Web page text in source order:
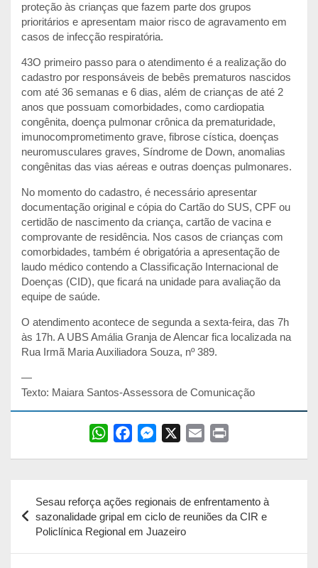
proteção às crianças que fazem parte dos grupos
prioritários e apresentam maior risco de agravamento em
casos de infecção respiratória.
43O primeiro passo para o atendimento é a realização do
cadastro por responsáveis de bebês prematuros nascidos
com até 36 semanas e 6 dias, além de crianças de até 2
anos que possuam comorbidades, como cardiopatia
congênita, doença pulmonar crônica da prematuridade,
imunocomprometimento grave, fibrose cística, doenças
neuromusculares graves, Síndrome de Down, anomalias
congênitas das vias aéreas e outras doenças pulmonares.
No momento do cadastro, é necessário apresentar
documentação original e cópia do Cartão do SUS, CPF ou
certidão de nascimento da criança, cartão de vacina e
comprovante de residência. Nos casos de crianças com
comorbidades, também é obrigatória a apresentação de
laudo médico contendo a Classificação Internacional de
Doenças (CID), que ficará na unidade para avaliação da
equipe de saúde.
O atendimento acontece de segunda a sexta-feira, das 7h
às 17h. A UBS Amália Granja de Alencar fica localizada na
Rua Irmã Maria Auxiliadora Souza, nº 389.
—
Texto: Maiara Santos-Assessora de Comunicação
W
s
A
b
e
l
t
de
Post
Sesau reforça ações regionais de enfrentamento à
sazonalidade gripal em ciclo de reuniões da CIR e
Policlínica Regional em Juazeiro